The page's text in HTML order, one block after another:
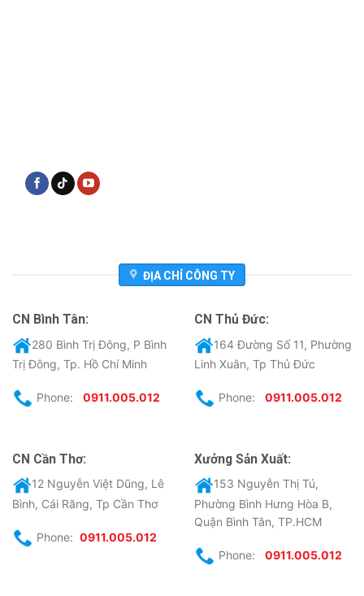
ĐỊA CHỈ CÔNG TY
CN Bình Tân:
280 Bình Trị Đông, P Bình
Trị Đông, Tp. Hồ Chí Minh
Phone: 0911.005.012
CN Thủ Đức:
164 Đường Số 11, Phường
Linh Xuân, Tp Thủ Đức
Phone: 0911.005.012
CN Cần Thơ:
12 Nguyễn Việt Dũng, Lê
Bình, Cái Răng, Tp Cần Thơ
Phone: 0911.005.012
Xưởng Sản Xuất:
153 Nguyễn Thị Tú,
Phường Bình Hưng Hòa B,
Quận Bình Tân, TP.HCM
Phone: 0911.005.012